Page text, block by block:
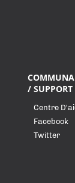
/ SUPPORT
Centre
Facebook
Twitter